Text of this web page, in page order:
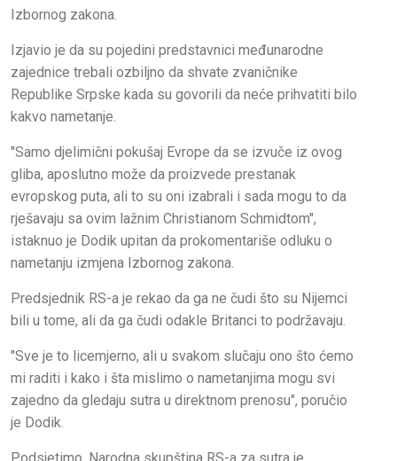
Izbornog zakona.
Izjavio je da su pojedini predstavnici međunarodne
zajednice trebali ozbiljno da shvate zvaničnike
Republike Srpske kada su govorili da neće prihvatiti bilo
kakvo nametanje.
"Samo djelimični pokušaj Evrope da se izvuče iz ovog
gliba, aposlutno može da proizvede prestanak
evropskog puta, ali to su oni izabrali i sada mogu to da
rješavaju sa ovim lažnim Christianom Schmidtom",
istaknuo je Dodik upitan da prokomentariše odluku o
nametanju izmjena Izbornog zakona.
Predsjednik RS-a je rekao da ga ne čudi što su Nijemci
bili u tome, ali da ga čudi odakle Britanci to podržavaju.
"Sve je to licemjerno, ali u svakom slučaju ono što ćemo
mi raditi i kako i šta mislimo o nametanjima mogu svi
zajedno da gledaju sutra u direktnom prenosu", poručio
je Dodik.